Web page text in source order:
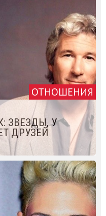
ОТНОШЕНИЯ
ЗВЕЗДЫ, У
ДРУЗЕЙ